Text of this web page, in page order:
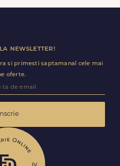
newsletter!
si primesti saptamanal cele mai
oferte.
Inscrie